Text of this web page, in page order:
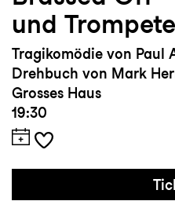
und
Tragikomödie von Paul
Drehbuch von Mark
Grosses Haus
19:30